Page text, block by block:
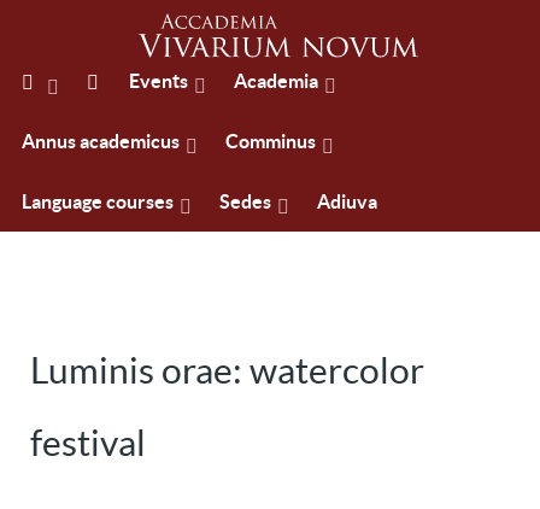
Events Academia
Annus academicus Comminus
Language courses Sedes Adiuva
Luminis orae: watercolor
festival